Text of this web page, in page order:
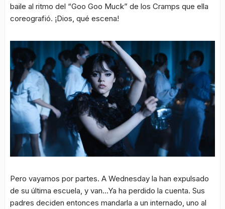
baile al ritmo del “Goo Goo Muck” de los Cramps que ella
coreografió. ¡Dios, qué escena!
Pero vayamos por partes. A Wednesday la han expulsado
de su última escuela, y van…Ya ha perdido la cuenta. Sus
padres deciden entonces mandarla a un internado, uno al